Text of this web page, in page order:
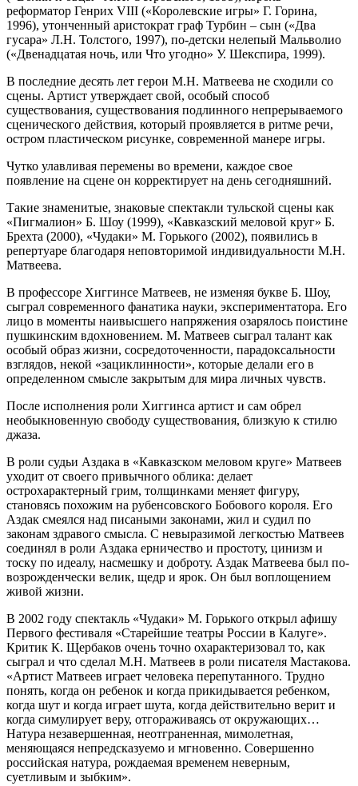
реформатор Генрих VIII («Королевские игры» Г. Горина,
1996), утонченный аристократ граф Турбин – сын («Два
гусара» Л.Н. Толстого, 1997), по-детски нелепый Мальволио
(«Двенадцатая ночь, или Что угодно» У. Шекспира, 1999).
В последние десять лет герои М.Н. Матвеева не сходили со
сцены. Артист утверждает свой, особый способ
существования, существования подлинного непрерываемого
сценического действия, который проявляется в ритме речи,
остром пластическом рисунке, современной манере игры.
Чутко улавливая перемены во времени, каждое свое
появление на сцене он корректирует на день сегодняшний.
Такие знаменитые, знаковые спектакли тульской сцены как
«Пигмалион» Б. Шоу (1999), «Кавказский меловой круг» Б.
Брехта (2000), «Чудаки» М. Горького (2002), появились в
репертуаре благодаря неповторимой индивидуальности М.Н.
Матвеева.
В профессоре Хиггинсе Матвеев, не изменяя букве Б. Шоу,
сыграл современного фанатика науки, экспериментатора. Его
лицо в моменты наивысшего напряжения озарялось поистине
пушкинским вдохновением. М. Матвеев сыграл талант как
особый образ жизни, сосредоточенности, парадоксальности
взглядов, некой «зациклинности», которые делали его в
определенном смысле закрытым для мира личных чувств.
После исполнения роли Хиггинса артист и сам обрел
необыкновенную свободу существования, близкую к стилю
джаза.
В роли судьи Аздака в «Кавказском меловом круге» Матвеев
уходит от своего привычного облика: делает
острохарактерный грим, толщинками меняет фигуру,
становясь похожим на рубенсовского Бобового короля. Его
Аздак смеялся над писаными законами, жил и судил по
законам здравого смысла. С невыразимой легкостью Матвеев
соединял в роли Аздака ерничество и простоту, цинизм и
тоску по идеалу, насмешку и доброту. Аздак Матвеева был по-
возрожденчески велик, щедр и ярок. Он был воплощением
живой жизни.
В 2002 году спектакль «Чудаки» М. Горького открыл афишу
Первого фестиваля «Старейшие театры России в Калуге».
Критик К. Щербаков очень точно охарактеризовал то, как
сыграл и что сделал М.Н. Матвеев в роли писателя Мастакова.
«Артист Матвеев играет человека перепутанного. Трудно
понять, когда он ребенок и когда прикидывается ребенком,
когда шут и когда играет шута, когда действительно верит и
когда симулирует веру, отгораживаясь от окружающих…
Натура незавершенная, неотграненная, мимолетная,
меняющаяся непредсказуемо и мгновенно. Совершенно
российская натура, рождаемая временем неверным,
суетливым и зыбким».